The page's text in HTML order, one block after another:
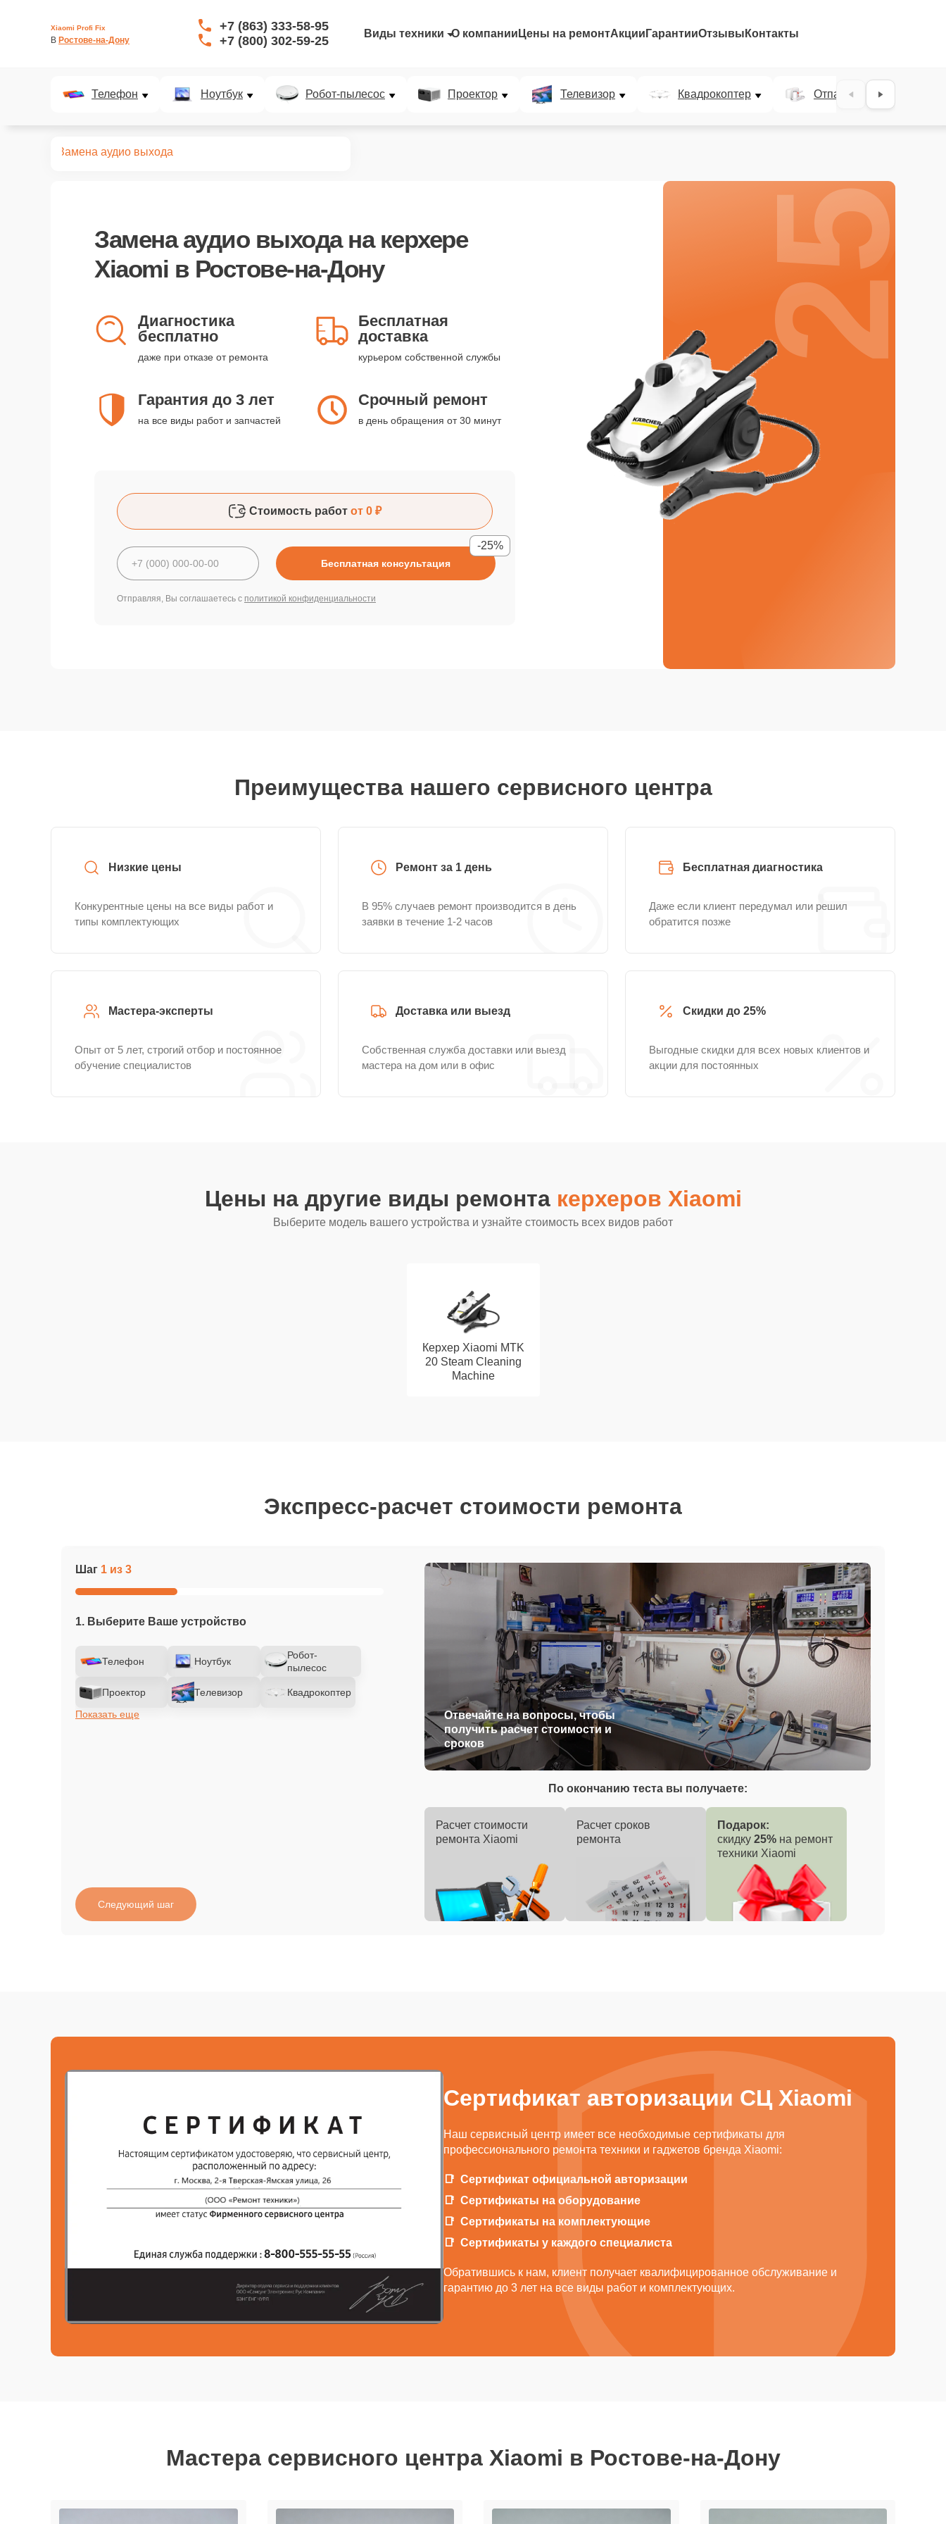
Xiaomi Profi Fix
В Ростове-на-Дону
+7 (863) 333-58-95
+7 (800) 302-59-25
Виды техники О компании Цены на ремонтАкции ГарантииОтзывы Контакты
Телефон Ноутбук Робот-пылесос Проектор Телевизор Квадрокоптер Отпариватель
Замена аудио выхода
Замена аудио выходана керхере
Xiaomi в Ростове-на-Дону
Диагностика
бесплатно
даже при отказе от ремонта
Бесплатная
доставка
курьером собственной службы
Гарантия до 3 лет
на все виды работ и запчастей
Срочный ремонт
в день обращения от 30 минут
Стоимость работ от 0 ₽
Бесплатная консультация
-25%
Отправляя, Вы соглашаетесь с политикой конфиденциальности
25%
Преимущества нашего сервисного центра
Низкие цены
Конкурентные цены на все виды работ и
типы комплектующих
Ремонт за 1 день
В 95% случаев ремонт производится в день
заявки в течение 1-2 часов
Бесплатная диагностика
Даже если клиент передумал или решил
обратится позже
Мастера-эксперты
Опыт от 5 лет, строгий отбор и постоянное
обучение специалистов
Доставка или выезд
Собственная служба доставки или выезд
мастера на дом или в офис
Скидки до 25%
Выгодные скидки для всех новых клиентов и
акции для постоянных
Цены на другие виды ремонта керхеров Xiaomi
Выберите модель вашего устройства и узнайте стоимость всех видов работ
Керхер Xiaomi MTK
20 Steam Cleaning
Machine
Экспресс-расчет стоимости ремонта
Шаг 1 из 3
1. Выберите Ваше устройство
Телефон Ноутбук
Робот-
пылесос
Проектор Телевизор
Квадрокоптер
Показать еще
Отвечайте на вопросы, чтобы
получить расчет стоимости и
сроков
Следующий шаг
По окончанию теста вы получаете:
Расчет стоимости
ремонта Xiaomi
Расчет сроков
ремонта
Подарок:
скидку 25% на ремонт
техники Xiaomi
Сертификат авторизации СЦ Xiaomi
Наш сервисный центр имеет все необходимые сертификаты для
профессионального ремонта техники и гаджетов бренда Xiaomi:
Сертификат официальной авторизации
Сертификаты на оборудование
Сертификаты на комплектующие
Сертификаты у каждого специалиста
Обратившись к нам, клиент получает квалифицированное обслуживание и
гарантию до 3 лет на все виды работ и комплектующих.
Мастера сервисного центра Xiaomi в Ростове-на-Дону